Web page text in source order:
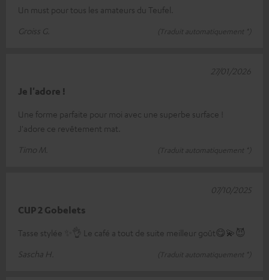
Un must pour tous les amateurs du Teufel.
Groiss G.
(Traduit automatiquement *)
Je l'adore !
Une forme parfaite pour moi avec une superbe surface !
J'adore ce revêtement mat.
Timo M.
(Traduit automatiquement *)
27/01/2026
CUP 2 Gobelets
Tasse stylée ✨️👌 Le café a tout de suite meilleur goût😋💫😈
Sascha H.
(Traduit automatiquement *)
07/10/2025